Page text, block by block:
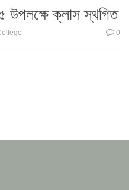
উপলক্ষে ক্লাস স্থগিত
0